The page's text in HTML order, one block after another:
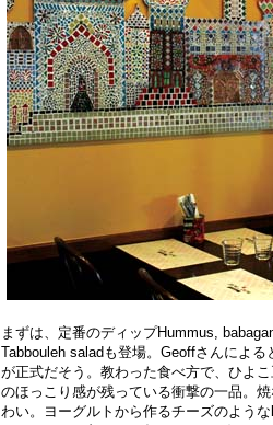
まずは、定番のディップHummus,
Tabbouleh saladも登場。Geoffさんによ
が正式だそう。教わった食べ方で、ひよ
のほっこり感が残っている衝撃の一品。
わい。ヨーグルトから作るチーズのよう